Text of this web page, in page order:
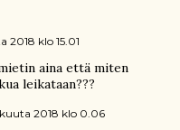
2018 klo 15.01
aina että miten
leikataan???
2018 klo 0.06